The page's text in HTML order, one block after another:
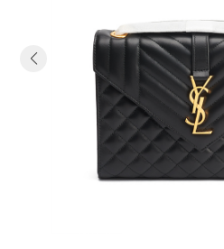
Previous